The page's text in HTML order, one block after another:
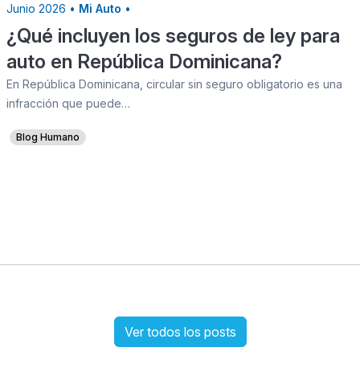
Junio 2026 • Mi Auto •
¿Qué incluyen los seguros de ley para
auto en República Dominicana?
En República Dominicana, circular sin seguro obligatorio es una
infracción que puede…
Blog Humano
Ver todos los posts